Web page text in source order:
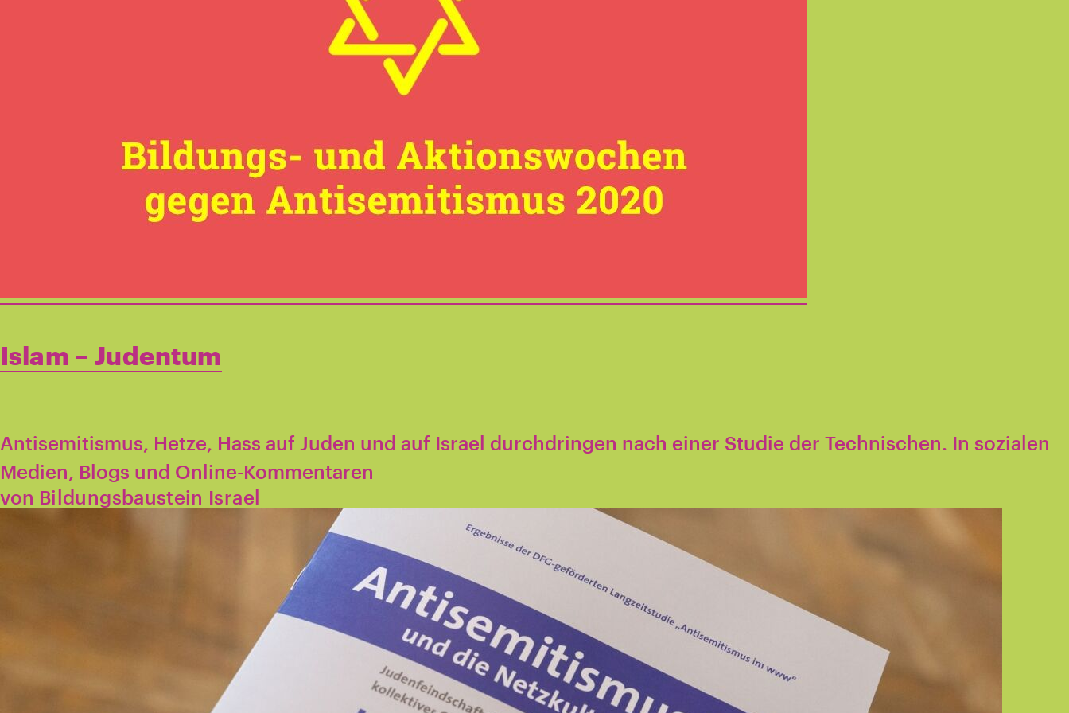
Islam – Judentum
Antisemitismus, Hetze, Hass auf Juden und auf Israel durchdringen nach einer Studie der Technischen. In sozialen
Medien, Blogs und Online-Kommentaren
von Bildungsbaustein Israel